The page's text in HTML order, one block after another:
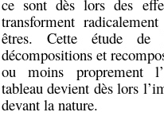
ce sont dès lors des
transforment
êtres. Cette étude
décompositions et
ou moins proprement
tableau devient dès lors
devant la nature.